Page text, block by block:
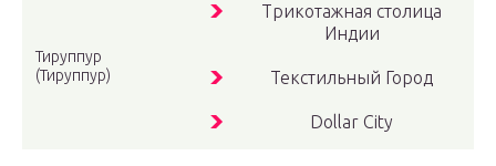
Тируппур
(Тируппур)
Трикотажная столица
Индии
Текстильный Город
Dollar City